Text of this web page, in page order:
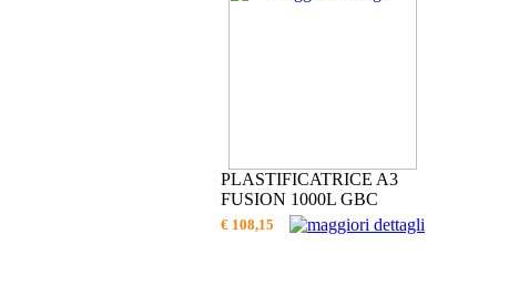
PLASTIFICATRICE A3
FUSION 1000L GBC
€ 108,15